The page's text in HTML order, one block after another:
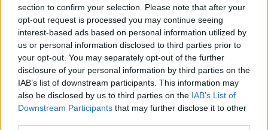
section to confirm your selection. Please note that after your
opt-out request is processed you may continue seeing
interest-based ads based on personal information utilized by
us or personal information disclosed to third parties prior to
your opt-out. You may separately opt-out of the further
disclosure of your personal information by third parties on the
IAB’s list of downstream participants. This information may
also be disclosed by us to third parties on the IAB’s List of
Downstream Participants that may further disclose it to other
Δεν ήταν μόνο η ταχύτητα
που οδήγησε στο τροχαίο
στις Σέρρες με νεκρούς
μητέρα και γιο - «Ίσως κάτι
απέσπασε την προσοχή
του οδηγού» λέει
πραγματογνώμονας
Μυστράς: Αλλαγή
υπερασπιστική
55χρονου που έκρυψε
νεκρό πατέρα του
καταψύκτη – Η
στους γονείς και η
διαφωνία με την